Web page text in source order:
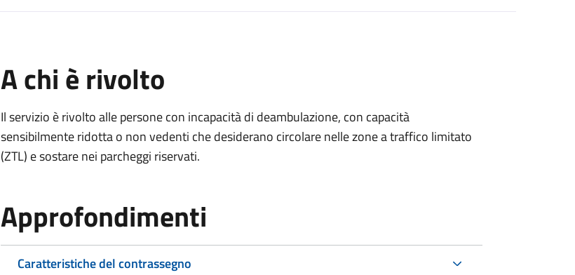
A chi è rivolto
Il servizio è rivolto alle persone con incapacità di deambulazione, con capacità
sensibilmente ridotta o non vedenti che desiderano circolare nelle zone a traffico limitato
(ZTL) e sostare nei parcheggi riservati.
Approfondimenti
Caratteristiche del contrassegno